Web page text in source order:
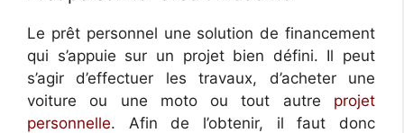
Le prêt personnel une solution de financement
qui s’appuie sur un projet bien défini. Il peut
s’agir d’effectuer les travaux, d’acheter une
voiture ou une moto ou tout autre projet
personnelle. Afin de l’obtenir, il faut donc